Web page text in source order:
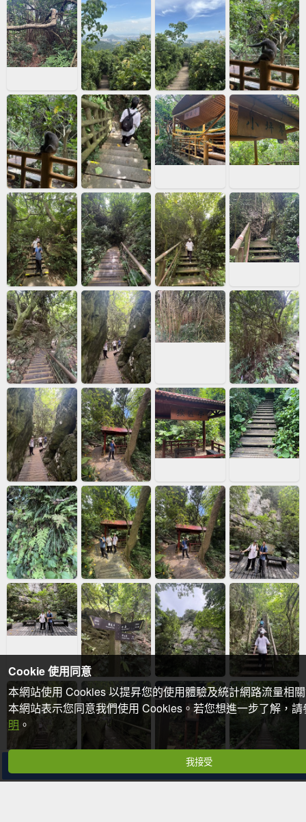
分享
Cookie 使用同意
本網站使用 Cookies 以提昇您的使用體驗及統計網路流量相
本網站表示您同意我們使用 Cookies。若您想進一步了解，
明 。
我接受